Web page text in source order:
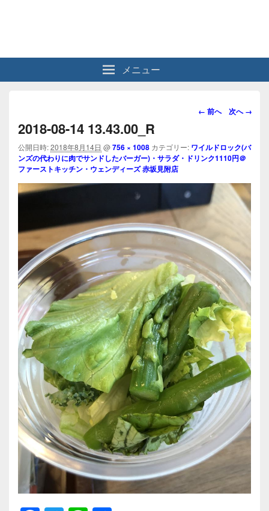
メニュー
画
ビ
ゲ
シ
ョ
ン
← 前へ 次へ →
2018-08-14 13.43.00_R
公開日時:2018年8月14日 @756 × 1008 カテゴリー: ワイルドロック(バ
ンズの代わりに肉でサンドしたバーガー)・サラダ・ドリンク1110円＠
ファーストキッチン・ウェンディーズ 赤坂見附店